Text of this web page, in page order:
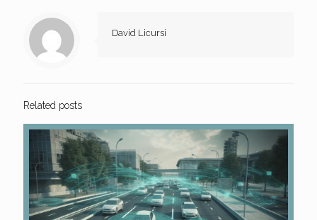
David Licursi
Related posts